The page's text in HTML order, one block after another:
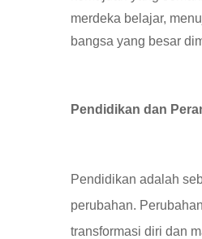
merdeka belajar,
bangsa yang besar
Pendidikan dan
Pendidikan adalah
perubahan.
transformasi diri dan